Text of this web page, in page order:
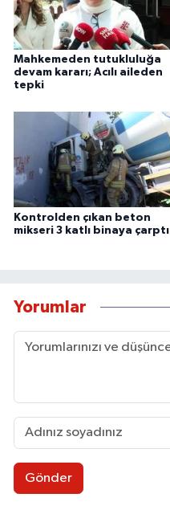
Mahkemeden tutukluluğa
devam kararı; Acılı aileden
tepki
Kontrolden çıkan beton
mikseri 3 katlı binaya çarptı
Yorumlar
Gönder